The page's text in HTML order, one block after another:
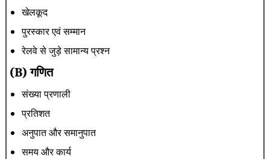
खेलकूद
पुरस्कार एवं सम्मान
रेलवे से जुड़े सामान्य प्रश्न
(B) गणित
संख्या प्रणाली
प्रतिशत
अनुपात और समानुपात
समय और कार्य